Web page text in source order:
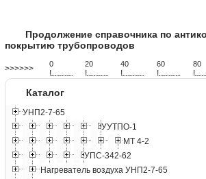
Продолжение справочника по
покрытию трубопроводов
>>>>>> 0
!...................
20
!...................
40
!...................
60
!...................
80
!..........
Каталог
УНП2-7-65
УУТПО-1
МТ 4-2
УПС-342-62
Нагреватель воздуха УНП2-7-65